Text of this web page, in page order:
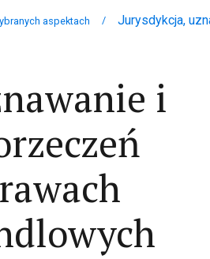
aspektach / Jurysdykcja,
i